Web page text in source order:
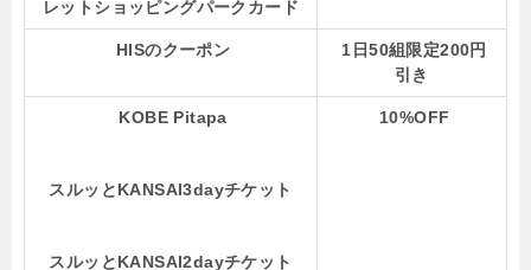
レットショッピングパークカード
HISのクーポン
1日50組限定200円
引き
KOBE Pitapa
スルッとKANSAI3dayチケット
スルッとKANSAI2dayチケット
10%OFF